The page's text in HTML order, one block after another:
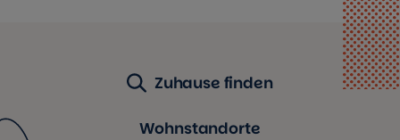
Zuhause finden
Wohnstandorte